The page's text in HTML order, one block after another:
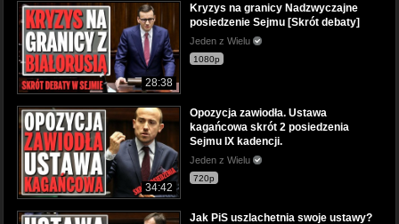
28:38
Kryzys na granicy Nadzwyczajne
posiedzenie Sejmu [Skrót debaty]
Jeden z Wielu
1080p
34:42
Opozycja zawiodła. Ustawa
kagańcowa skrót 2 posiedzenia
Sejmu IX kadencji.
Jeden z Wielu
720p
Jak PiS uszlachetnia swoje ustawy?